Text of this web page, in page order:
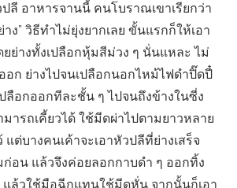
ลี อาหารจานนี้ คนโบราณเขาเรียกว่า
ง” วิธีทำไม่ยุ่งยากเลย ขั้นแรกก็ให้เอา
ย่างทั้งเปลือกหุ้มสีม่วง ๆ นั่นแหละ ไม่
อก ย่างไปจนเปลือกนอกไหม้ไฟดำปิ๊ดปี๋
ลือกออกทีละชั้น ๆ ไปจนถึงข้างในซี่ง
มารถเคี้ยวได้ ใช้มีดผ่าไปตามยาวหลาย
แต่บางคนเค้าจะเอาหัวปลีที่ย่างเสร็จ
อน แล้วจึงค่อยลอกกาบดำ ๆ ออกทิ้ง
แล้วใช้มือฉีกแทนใช้มีดหั่น จากนั้นก็เอา